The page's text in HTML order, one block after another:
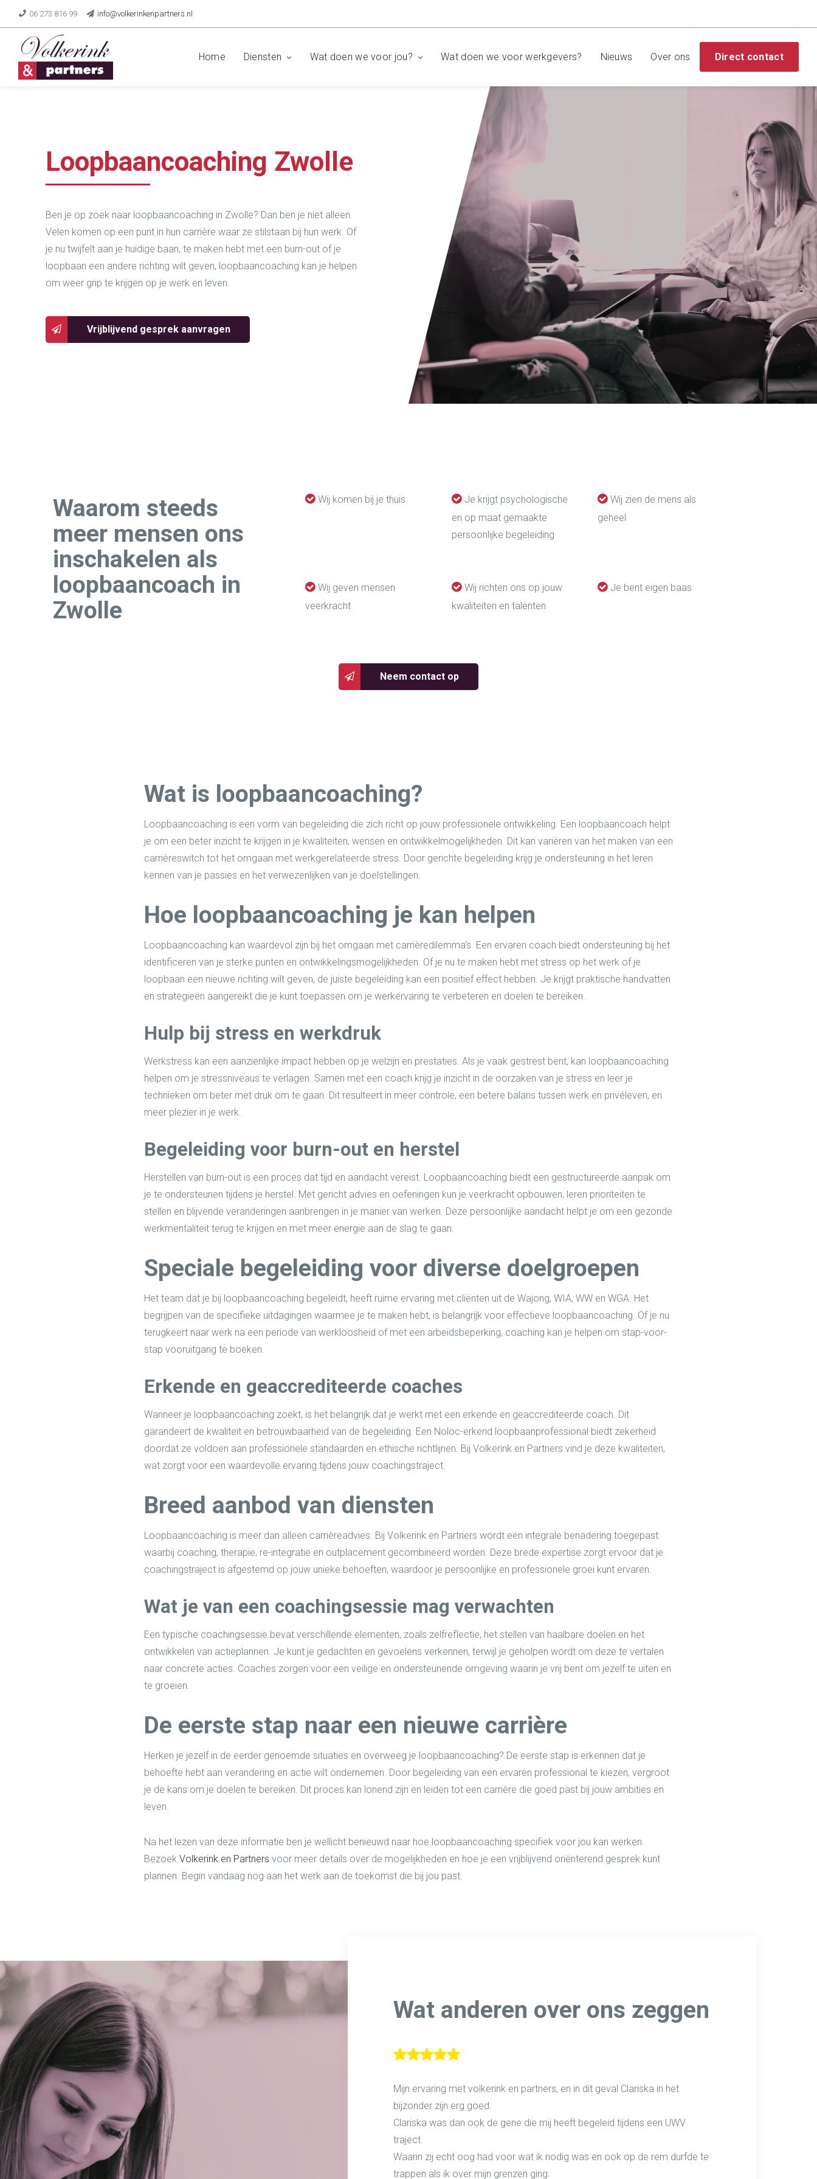
06 273 816 99 info@volkerinkenpartners.nl
Home Diensten Wat doen we voor jou? Wat doen we voor werkgevers? Nieuws Over ons Direct contact
Loopbaancoaching Zwolle
Ben je op zoek naar loopbaancoaching in Zwolle? Dan ben je niet alleen.
Velen komen op een punt in hun carrière waar ze stilstaan bij hun werk. Of
je nu twijfelt aan je huidige baan, te maken hebt met een burn-out of je
loopbaan een andere richting wilt geven, loopbaancoaching kan je helpen
om weer grip te krijgen op je werk en leven.
Vrijblijvend gesprek aanvragen
Waarom steeds
meer mensen ons
inschakelen als
loopbaancoach in
Zwolle
Wij komen bij je thuis
Je krijgt psychologische
en op maat gemaakte
persoonlijke begeleiding
Wij zien de mens als
geheel
Wij geven mensen
veerkracht
Wij richten ons op jouw
kwaliteiten en talenten
Je bent eigen baas
Neem contact op
Wat is loopbaancoaching?
Loopbaancoaching is een vorm van begeleiding die zich richt op jouw professionele ontwikkeling. Een loopbaancoach helpt
je om een beter inzicht te krijgen in je kwaliteiten, wensen en ontwikkelmogelijkheden. Dit kan variëren van het maken van een
carrièreswitch tot het omgaan met werkgerelateerde stress. Door gerichte begeleiding krijg je ondersteuning in het leren
kennen van je passies en het verwezenlijken van je doelstellingen.
Hoe loopbaancoaching je kan helpen
Loopbaancoaching kan waardevol zijn bij het omgaan met carrièredilemma’s. Een ervaren coach biedt ondersteuning bij het
identificeren van je sterke punten en ontwikkelingsmogelijkheden. Of je nu te maken hebt met stress op het werk of je
loopbaan een nieuwe richting wilt geven, de juiste begeleiding kan een positief effect hebben. Je krijgt praktische handvatten
en strategieën aangereikt die je kunt toepassen om je werkervaring te verbeteren en doelen te bereiken.
Hulp bij stress en werkdruk
Werkstress kan een aanzienlijke impact hebben op je welzijn en prestaties. Als je vaak gestrest bent, kan loopbaancoaching
helpen om je stressniveaus te verlagen. Samen met een coach krijg je inzicht in de oorzaken van je stress en leer je
technieken om beter met druk om te gaan. Dit resulteert in meer controle, een betere balans tussen werk en privéleven, en
meer plezier in je werk.
Begeleiding voor burn-out en herstel
Herstellen van burn-out is een proces dat tijd en aandacht vereist. Loopbaancoaching biedt een gestructureerde aanpak om
je te ondersteunen tijdens je herstel. Met gericht advies en oefeningen kun je veerkracht opbouwen, leren prioriteiten te
stellen en blijvende veranderingen aanbrengen in je manier van werken. Deze persoonlijke aandacht helpt je om een gezonde
werkmentaliteit terug te krijgen en met meer energie aan de slag te gaan.
Speciale begeleiding voor diverse doelgroepen
Het team dat je bij loopbaancoaching begeleidt, heeft ruime ervaring met cliënten uit de Wajong, WIA, WW en WGA. Het
begrijpen van de specifieke uitdagingen waarmee je te maken hebt, is belangrijk voor effectieve loopbaancoaching. Of je nu
terugkeert naar werk na een periode van werkloosheid of met een arbeidsbeperking, coaching kan je helpen om stap-voor-
stap vooruitgang te boeken.
Erkende en geaccrediteerde coaches
Wanneer je loopbaancoaching zoekt, is het belangrijk dat je werkt met een erkende en geaccrediteerde coach. Dit
garandeert de kwaliteit en betrouwbaarheid van de begeleiding. Een Noloc-erkend loopbaanprofessional biedt zekerheid
doordat ze voldoen aan professionele standaarden en ethische richtlijnen. Bij Volkerink en Partners vind je deze kwaliteiten,
wat zorgt voor een waardevolle ervaring tijdens jouw coachingstraject.
Breed aanbod van diensten
Loopbaancoaching is meer dan alleen carrièreadvies. Bij Volkerink en Partners wordt een integrale benadering toegepast
waarbij coaching, therapie, re-integratie en outplacement gecombineerd worden. Deze brede expertise zorgt ervoor dat je
coachingstraject is afgestemd op jouw unieke behoeften, waardoor je persoonlijke en professionele groei kunt ervaren.
Wat je van een coachingsessie mag verwachten
Een typische coachingsessie bevat verschillende elementen, zoals zelfreflectie, het stellen van haalbare doelen en het
ontwikkelen van actieplannen. Je kunt je gedachten en gevoelens verkennen, terwijl je geholpen wordt om deze te vertalen
naar concrete acties. Coaches zorgen voor een veilige en ondersteunende omgeving waarin je vrij bent om jezelf te uiten en
te groeien.
De eerste stap naar een nieuwe carrière
Herken je jezelf in de eerder genoemde situaties en overweeg je loopbaancoaching? De eerste stap is erkennen dat je
behoefte hebt aan verandering en actie wilt ondernemen. Door begeleiding van een ervaren professional te kiezen, vergroot
je de kans om je doelen te bereiken. Dit proces kan lonend zijn en leiden tot een carrière die goed past bij jouw ambities en
leven.
Na het lezen van deze informatie ben je wellicht benieuwd naar hoe loopbaancoaching specifiek voor jou kan werken.
Bezoek Volkerink en Partners voor meer details over de mogelijkheden en hoe je een vrijblijvend oriënterend gesprek kunt
plannen. Begin vandaag nog aan het werk aan de toekomst die bij jou past.
Wat anderen over ons zeggen
Mijn ervaring met volkerink en partners, en in dit geval Clariska in het
bijzonder zijn erg goed.
Clariska was dan ook de gene die mij heeft begeleid tijdens een UWV
traject.
Waarin zij echt oog had voor wat ik nodig was en ook op de rem durfde te
trappen als ik over mijn grenzen ging.